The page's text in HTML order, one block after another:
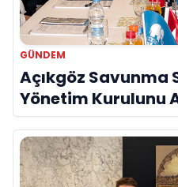
GÜNDEM
Açıkgöz Savunma
Yönetim Kurulunu
Savunma
Vurgusu